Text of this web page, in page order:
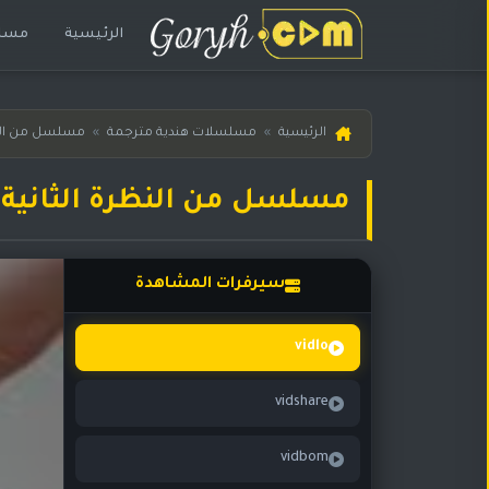
الرئيسية
الرئيسية » مسلسلات هندية مترجمة » مسلسل من
مسلسل من النظرة الثانية حلقة 152
سيرفرات المشاهدة
vidlo
vidshare
vidbom